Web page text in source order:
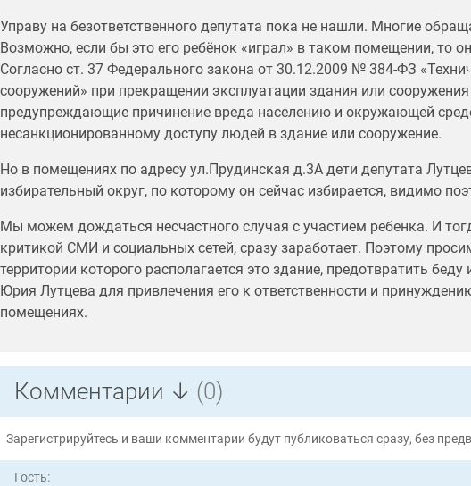
Управу на безответственного депутата пока не нашли. Многие
Возможно, если бы это его ребёнок «играл» в таком помещении, то
Согласно ст. 37 Федерального закона от 30.12.2009 № 384-ФЗ
сооружений» при прекращении эксплуатации здания или
предупреждающие причинение вреда населению и окружающей
несанкционированному доступу людей в здание или сооружение.
Но в помещениях по адресу ул.Прудинская д.3А дети депутата
избирательный округ, по которому он сейчас избирается, видимо
Мы можем дождаться несчастного случая с участием ребенка. И
критикой СМИ и социальных сетей, сразу заработает. Поэтому
территории которого располагается это здание, предотвратить
Юрия Лутцева для привлечения его к ответственности и
помещениях.
Комментарии ↓ (0)
Зарегистрируйтесь и ваши комментарии будут публиковаться сразу, без
Гость: